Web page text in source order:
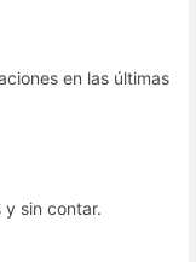
en las últimas
sin contar.